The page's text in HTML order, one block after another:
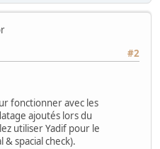
#2
fonctionner avec les
ajoutés lors du
utiliser Yadif pour le
spacial check).